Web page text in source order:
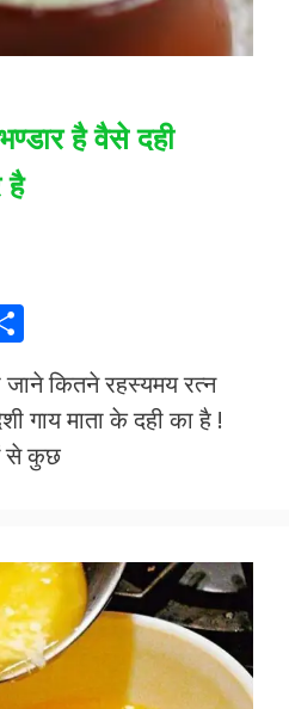
है वैसे दही
है
h
ar
e
कितने रहस्यमय रत्न
गाय माता के दही का है !
से कुछ